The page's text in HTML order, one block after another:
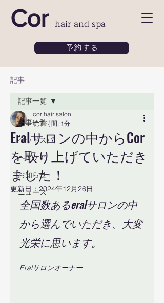
Cor hair and spa
予約する
記事
記事一覧
ヘッドスパ
ヘアケア
お知らせ
ニュース
記事一覧
Eralサロンの中からCor
を取り上げていただき
ました！
cor hair salon
読了時間: 1分
更新日： 2024年12月26日
全国数あるeralサロンの中
から選んでいただき、大変
光栄に思います。
Eralサロンオーナー